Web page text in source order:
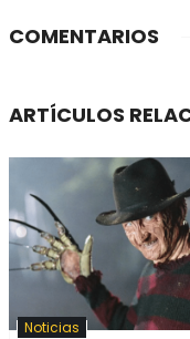
COMENTARIOS
ARTÍCULOS
Noticias